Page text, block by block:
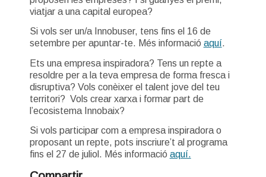
viatjar a una capital europea?
Si vols ser un/a Innobuser, tens fins el 16 de
setembre per apuntar-te. Més informació aquí.
Ets una empresa inspiradora? Tens un repte a
resoldre per a la teva empresa de forma fresca i
disruptiva? Vols conèixer el talent jove del teu
territori? Vols crear xarxa i formar part de
l’ecosistema Innobaix?
Si vols participar com a empresa inspiradora o
proposant un repte, pots inscriure’t al programa
fins el 27 de juliol. Més informació aquí.